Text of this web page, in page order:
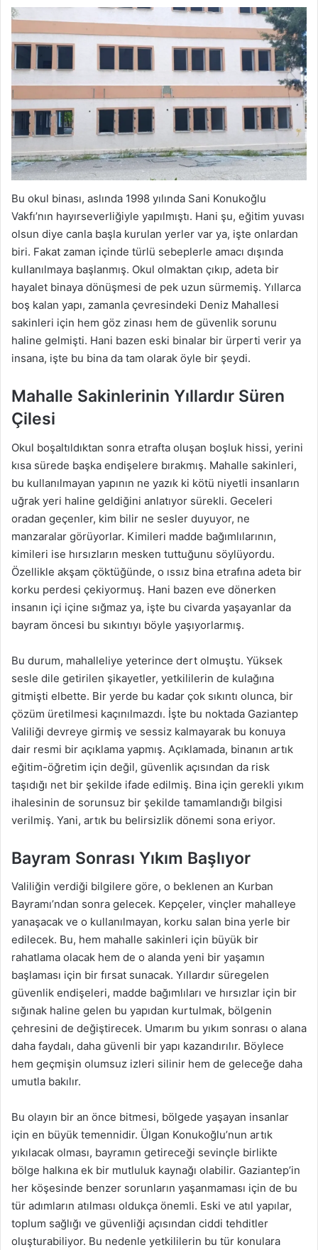
Bu okul binası, aslında 1998 yılında Sani Konukoğlu
Vakfı’nın hayırseverliğiyle yapılmıştı. Hani şu, eğitim yuvası
olsun diye canla başla kurulan yerler var ya, işte onlardan
biri. Fakat zaman içinde türlü sebeplerle amacı dışında
kullanılmaya başlanmış. Okul olmaktan çıkıp, adeta bir
hayalet binaya dönüşmesi de pek uzun sürmemiş. Yıllarca
boş kalan yapı, zamanla çevresindeki Deniz Mahallesi
sakinleri için hem göz zinası hem de güvenlik sorunu
haline gelmişti. Hani bazen eski binalar bir ürperti verir ya
insana, işte bu bina da tam olarak öyle bir şeydi.
Mahalle Sakinlerinin Yıllardır Süren
Çilesi
Okul boşaltıldıktan sonra etrafta oluşan boşluk hissi, yerini
kısa sürede başka endişelere bırakmış. Mahalle sakinleri,
bu kullanılmayan yapının ne yazık ki kötü niyetli insanların
uğrak yeri haline geldiğini anlatıyor sürekli. Geceleri
oradan geçenler, kim bilir ne sesler duyuyor, ne
manzaralar görüyorlar. Kimileri madde bağımlılarının,
kimileri ise hırsızların mesken tuttuğunu söylüyordu.
Özellikle akşam çöktüğünde, o ıssız bina etrafına adeta bir
korku perdesi çekiyormuş. Hani bazen eve dönerken
insanın içi içine sığmaz ya, işte bu civarda yaşayanlar da
bayram öncesi bu sıkıntıyı böyle yaşıyorlarmış.
Bu durum, mahalleliye yeterince dert olmuştu. Yüksek
sesle dile getirilen şikayetler, yetkililerin de kulağına
gitmişti elbette. Bir yerde bu kadar çok sıkıntı olunca, bir
çözüm üretilmesi kaçınılmazdı. İşte bu noktada Gaziantep
Valiliği devreye girmiş ve sessiz kalmayarak bu konuya
dair resmi bir açıklama yapmış. Açıklamada, binanın artık
eğitim-öğretim için değil, güvenlik açısından da risk
taşıdığı net bir şekilde ifade edilmiş. Bina için gerekli yıkım
ihalesinin de sorunsuz bir şekilde tamamlandığı bilgisi
verilmiş. Yani, artık bu belirsizlik dönemi sona eriyor.
Bayram Sonrası Yıkım Başlıyor
Valiliğin verdiği bilgilere göre, o beklenen an Kurban
Bayramı’ndan sonra gelecek. Kepçeler, vinçler mahalleye
yanaşacak ve o kullanılmayan, korku salan bina yerle bir
edilecek. Bu, hem mahalle sakinleri için büyük bir
rahatlama olacak hem de o alanda yeni bir yaşamın
başlaması için bir fırsat sunacak. Yıllardır süregelen
güvenlik endişeleri, madde bağımlıları ve hırsızlar için bir
sığınak haline gelen bu yapıdan kurtulmak, bölgenin
çehresini de değiştirecek. Umarım bu yıkım sonrası o alana
daha faydalı, daha güvenli bir yapı kazandırılır. Böylece
hem geçmişin olumsuz izleri silinir hem de geleceğe daha
umutla bakılır.
Bu olayın bir an önce bitmesi, bölgede yaşayan insanlar
için en büyük temennidir. Ülgan Konukoğlu’nun artık
yıkılacak olması, bayramın getireceği sevinçle birlikte
bölge halkına ek bir mutluluk kaynağı olabilir. Gaziantep’in
her köşesinde benzer sorunların yaşanmaması için de bu
tür adımların atılması oldukça önemli. Eski ve atıl yapılar,
toplum sağlığı ve güvenliği açısından ciddi tehditler
oluşturabiliyor. Bu nedenle yetkililerin bu tür konulara